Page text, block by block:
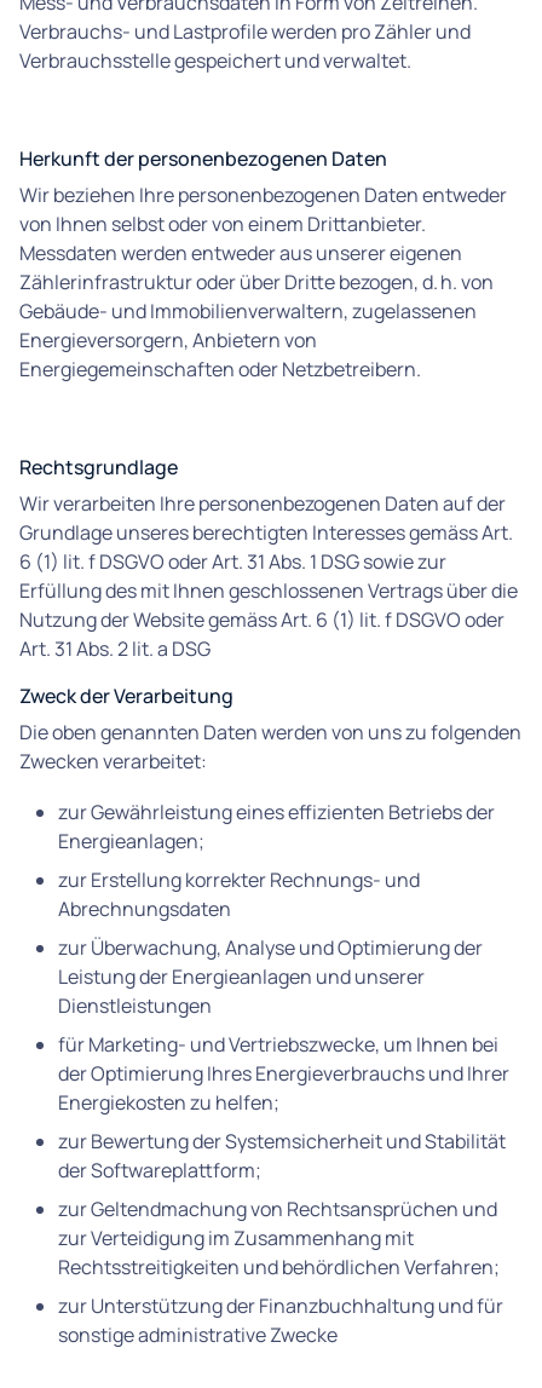
Verbrauchs- und Lastprofile werden pro Zähler und
Verbrauchsstelle gespeichert und verwaltet.
Herkunft der personenbezogenen Daten
Wir beziehen Ihre personenbezogenen Daten entweder
von Ihnen selbst oder von einem Drittanbieter.
Messdaten werden entweder aus unserer eigenen
Zählerinfrastruktur oder über Dritte bezogen, d. h. von
Gebäude- und Immobilienverwaltern, zugelassenen
Energieversorgern, Anbietern von
Energiegemeinschaften oder Netzbetreibern.
Rechtsgrundlage
Wir verarbeiten Ihre personenbezogenen Daten auf der
Grundlage unseres berechtigten Interesses gemäss Art.
6 (1) lit. f DSGVO oder Art. 31 Abs. 1 DSG sowie zur
Erfüllung des mit Ihnen geschlossenen Vertrags über die
Nutzung der Website gemäss Art. 6 (1) lit. f DSGVO oder
Art. 31 Abs. 2 lit. a DSG
Zweck der Verarbeitung
Die oben genannten Daten werden von uns zu folgenden
Zwecken verarbeitet:
zur Gewährleistung eines effizienten Betriebs der
Energieanlagen;
zur Erstellung korrekter Rechnungs- und
Abrechnungsdaten
zur Überwachung, Analyse und Optimierung der
Leistung der Energieanlagen und unserer
Dienstleistungen
für Marketing- und Vertriebszwecke, um Ihnen bei
der Optimierung Ihres Energieverbrauchs und Ihrer
Energiekosten zu helfen;
zur Bewertung der Systemsicherheit und Stabilität
der Softwareplattform;
zur Geltendmachung von Rechtsansprüchen und
zur Verteidigung im Zusammenhang mit
Rechtsstreitigkeiten und behördlichen Verfahren;
zur Unterstützung der Finanzbuchhaltung und für
sonstige administrative Zwecke